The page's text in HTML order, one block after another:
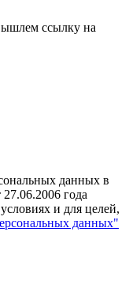
ссылку на
данных в
года
и для целей,
данных"